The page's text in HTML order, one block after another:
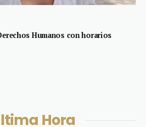
Humanos con horarios
Hora